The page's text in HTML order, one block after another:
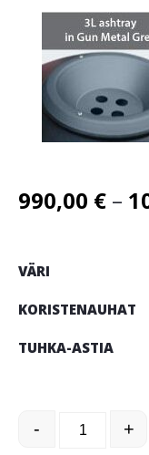
990,00 € –
VÄRI
KORISTENAUHAT
TUHKA-ASTIA
Futuro roska-
- +